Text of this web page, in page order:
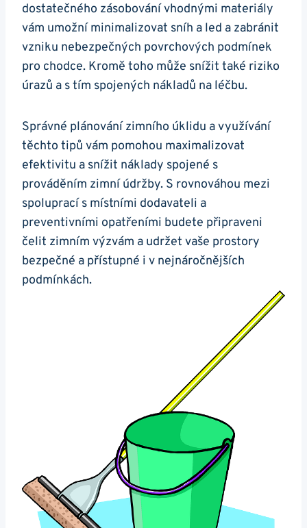
dostatečného zásobování vhodnými materiály
vám umožní minimalizovat sníh a led a zabránit
vzniku nebezpečných povrchových podmínek
pro chodce. Kromě toho může snížit také riziko
úrazů a s tím spojených nákladů na léčbu.
Správné plánování zimního úklidu a využívání
těchto tipů vám pomohou maximalizovat
efektivitu a snížit náklady spojené s
prováděním zimní údržby. S rovnováhou mezi
spoluprací s místními dodavateli a
preventivními opatřeními budete připraveni
čelit zimním výzvám a udržet vaše prostory
bezpečné a přístupné i v nejnáročnějších
podmínkách.